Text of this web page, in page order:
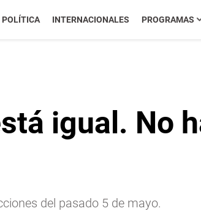
POLÍTICA INTERNACIONALES PROGRAMAS
igual. No
del pasado 5 de mayo.